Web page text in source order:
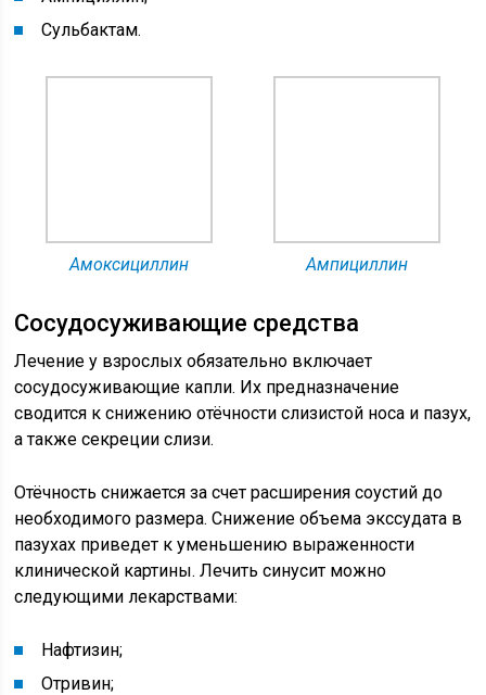
Сульбактам.
Амоксициллин Ампициллин
Сосудосуживающие средства
Лечение у взрослых обязательно включает
сосудосуживающие капли. Их предназначение
сводится к снижению отёчности слизистой носа и пазух,
а также секреции слизи.
Отёчность снижается за счет расширения соустий до
необходимого размера. Снижение объема экссудата в
пазухах приведет к уменьшению выраженности
клинической картины. Лечить синусит можно
следующими лекарствами:
Нафтизин;
Отривин;